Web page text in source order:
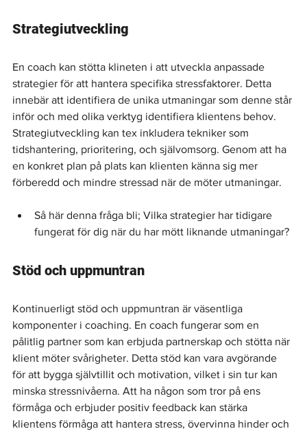
Strategiutveckling
En coach kan stötta klineten i att utveckla anpassade
strategier för att hantera specifika stressfaktorer. Detta
innebär att identifiera de unika utmaningar som denne står
inför och med olika verktyg identifiera klientens behov.
Strategiutveckling kan tex inkludera tekniker som
tidshantering, prioritering, och självomsorg. Genom att ha
en konkret plan på plats kan klienten känna sig mer
förberedd och mindre stressad när de möter utmaningar.
Så här denna fråga bli; Vilka strategier har tidigare
fungerat för dig när du har mött liknande utmaningar?
Stöd och uppmuntran
Kontinuerligt stöd och uppmuntran är väsentliga
komponenter i coaching. En coach fungerar som en
pålitlig partner som kan erbjuda partnerskap och stötta när
klient möter svårigheter. Detta stöd kan vara avgörande
för att bygga självtillit och motivation, vilket i sin tur kan
minska stressnivåerna. Att ha någon som tror på ens
förmåga och erbjuder positiv feedback kan stärka
klientens förmåga att hantera stress, övervinna hinder och